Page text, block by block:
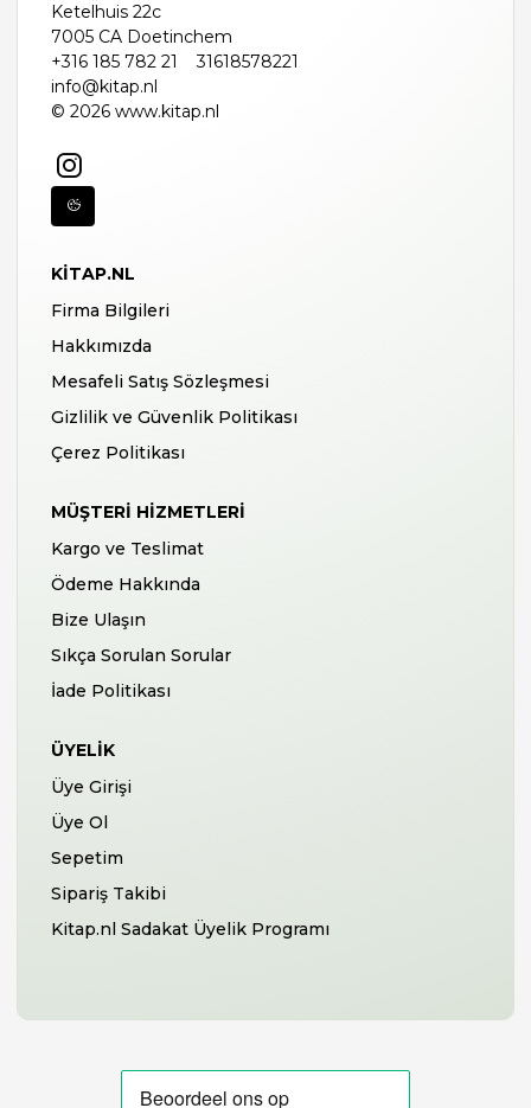
Ketelhuis 22c
7005 CA Doetinchem
+316 185 782 21
31618578221
info@kitap.nl
© 2026 www.kitap.nl
KITAP.NL
Firma Bilgileri
Hakkımızda
Mesafeli Satış Sözleşmesi
Gizlilik ve Güvenlik Politikası
Çerez Politikası
MÜŞTERI HIZMETLERI
Kargo ve Teslimat
Ödeme Hakkında
Bize Ulaşın
Sıkça Sorulan Sorular
İade Politikası
ÜYELIK
Üye Girişi
Üye Ol
Sepetim
Sipariş Takibi
Kitap.nl Sadakat Üyelik Programı